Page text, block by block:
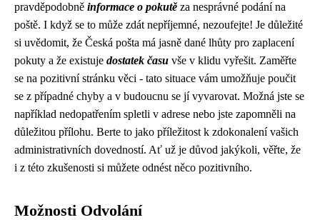
pravděpodobně informace o pokutěza nesprávné podání na
poště. I když se to může zdát nepříjemné, nezoufejte! Je důležité
si uvědomit, že Česká pošta má jasně dané lhůty pro zaplacení
pokuty a že existuje dostatek času vše v klidu vyřešit. Zaměřte
se na pozitivní stránku věci - tato situace vám umožňuje poučit
se z případné chyby a v budoucnu se jí vyvarovat. Možná jste se
například nedopatřením spletli v adrese nebo jste zapomněli na
důležitou přílohu. Berte to jako příležitost k zdokonalení vašich
administrativních dovedností. Ať už je důvod jakýkoli, věřte, že
i z této zkušenosti si můžete odnést něco pozitivního.
Možnosti Odvolání